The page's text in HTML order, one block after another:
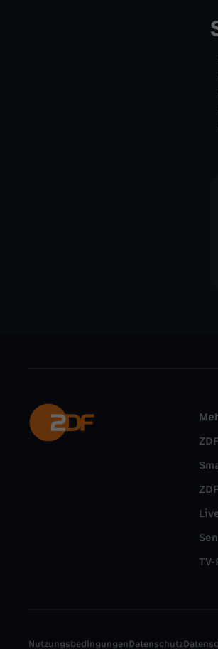
NutzungsbedingungenDatenschutz